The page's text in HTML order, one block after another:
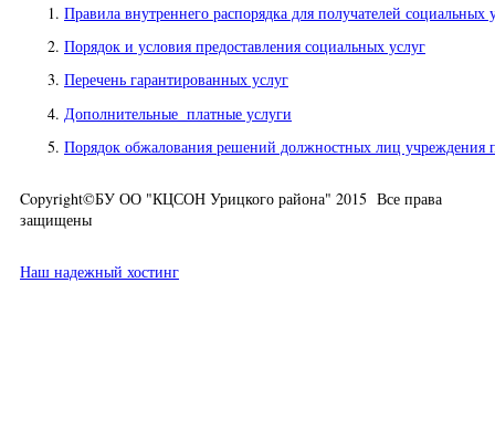
Правила внутреннего распорядка для получателей социальных
Порядок и условия предоставления социальных услуг
Перечень гарантированных услуг
Дополнительные  платные услуги
Порядок обжалования решений должностных лиц учреждения
Copyright©БУ ОО "КЦСОН Урицкого района" 2015 Все права
защищены
Наш надежный хостинг